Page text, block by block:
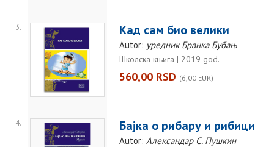
3. Кад сам био велики
Autor: уредник Бранка Бубањ
Школска књига | 2019 god.
560,00 RSD (6,00 EUR)
4. Бајка о рибару и рибици
Autor: Александар С. Пушкин